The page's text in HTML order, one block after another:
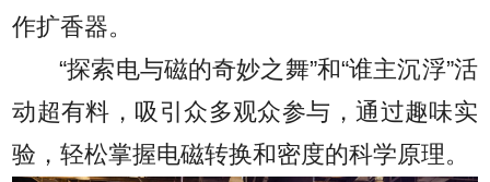
作扩香器。
“探索电与磁的奇妙之舞”和“谁主沉浮”活
动超有料，吸引众多观众参与，通过趣味实
验，轻松掌握电磁转换和密度的科学原理。